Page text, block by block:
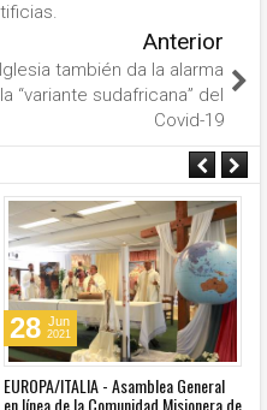
Anterior
también da la alarma
“variante sudafricana” del
Covid-19
28 Jun
2021
EUROPA/ITALIA - Asamblea General
en línea de la Comunidad Misionera de